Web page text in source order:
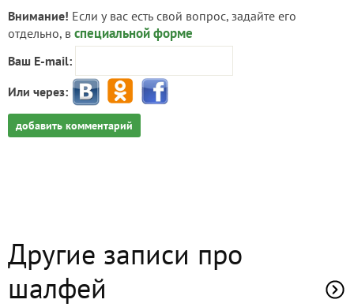
Внимание! Если у вас есть свой вопрос, задайте его
отдельно, в специальной форме
Ваш E-mail:
Или через:
добавить комментарий
Другие записи про
шалфей